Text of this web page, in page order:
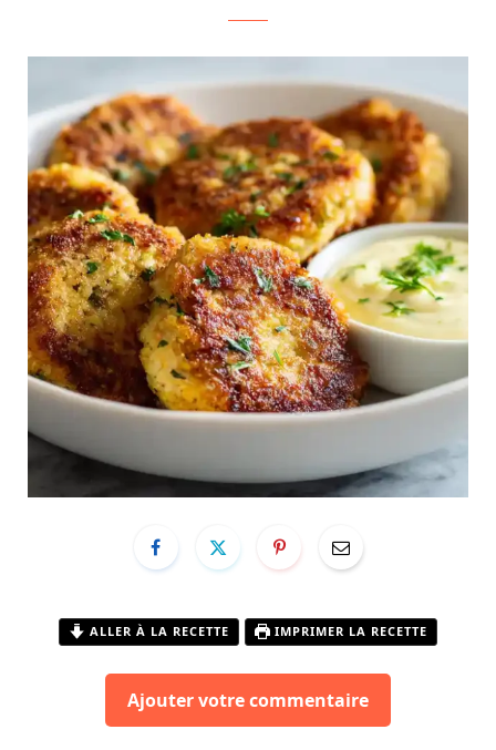
ALLER À LA RECETTE IMPRIMER LA RECETTE
Ajouter votre commentaire